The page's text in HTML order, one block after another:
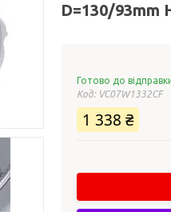
D=130/93mm
Готово до
Код: VC07W1332CF
1 338 ₴